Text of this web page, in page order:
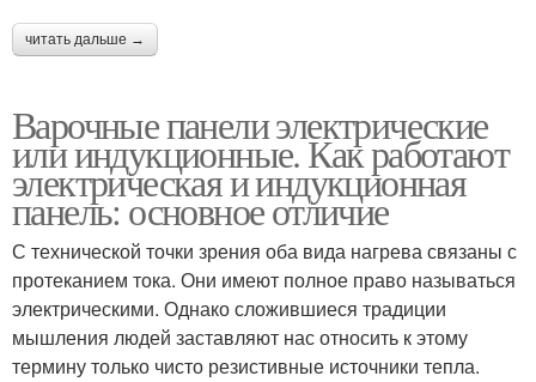
читать дальше →
Варочные панели электрические
или индукционные. Как работают
электрическая и индукционная
панель: основное отличие
С технической точки зрения оба вида нагрева связаны с
протеканием тока. Они имеют полное право называться
электрическими. Однако сложившиеся традиции
мышления людей заставляют нас относить к этому
термину только чисто резистивные источники тепла.